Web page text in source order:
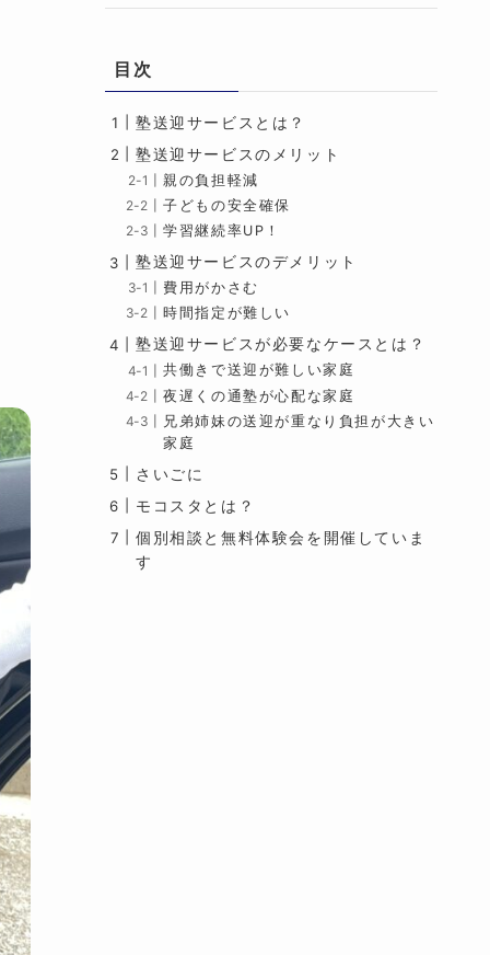
目次
塾送迎サービスとは？
塾送迎サービスのメリット
親の負担軽減
子どもの安全確保
学習継続率UP！
塾送迎サービスのデメリット
費用がかさむ
時間指定が難しい
塾送迎サービスが必要なケースとは？
共働きで送迎が難しい家庭
夜遅くの通塾が心配な家庭
兄弟姉妹の送迎が重なり負担が大きい
家庭
さいごに
モコスタとは？
個別相談と無料体験会を開催していま
す